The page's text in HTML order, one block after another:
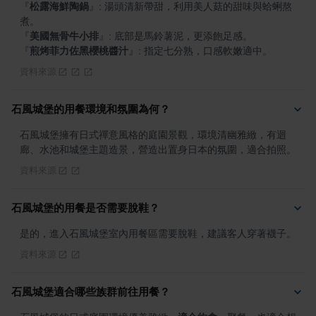
松露海鮮陶鍋
: 湯頭清新帶甜，利用美人菇的甜味與蛤蜊熬
美國無骨牛小排
煎烤菲力佐黑櫻桃醬汁 : 指定七分熟，口感軟嫩適中。
石風城堡的用餐環境和氛圍為何？
石風城堡擁有日式禪意風格的庭園景觀，環境清幽雅緻，有迴
廊、水池和城堡主題造景，營造出置身日本的氛圍，適合拍照。
石風城堡的用餐是否需要脫鞋？
是的，進入石風城堡室內用餐區需要脫鞋，建議客人穿著襪子。
石風城堡適合哪些族群前往用餐？